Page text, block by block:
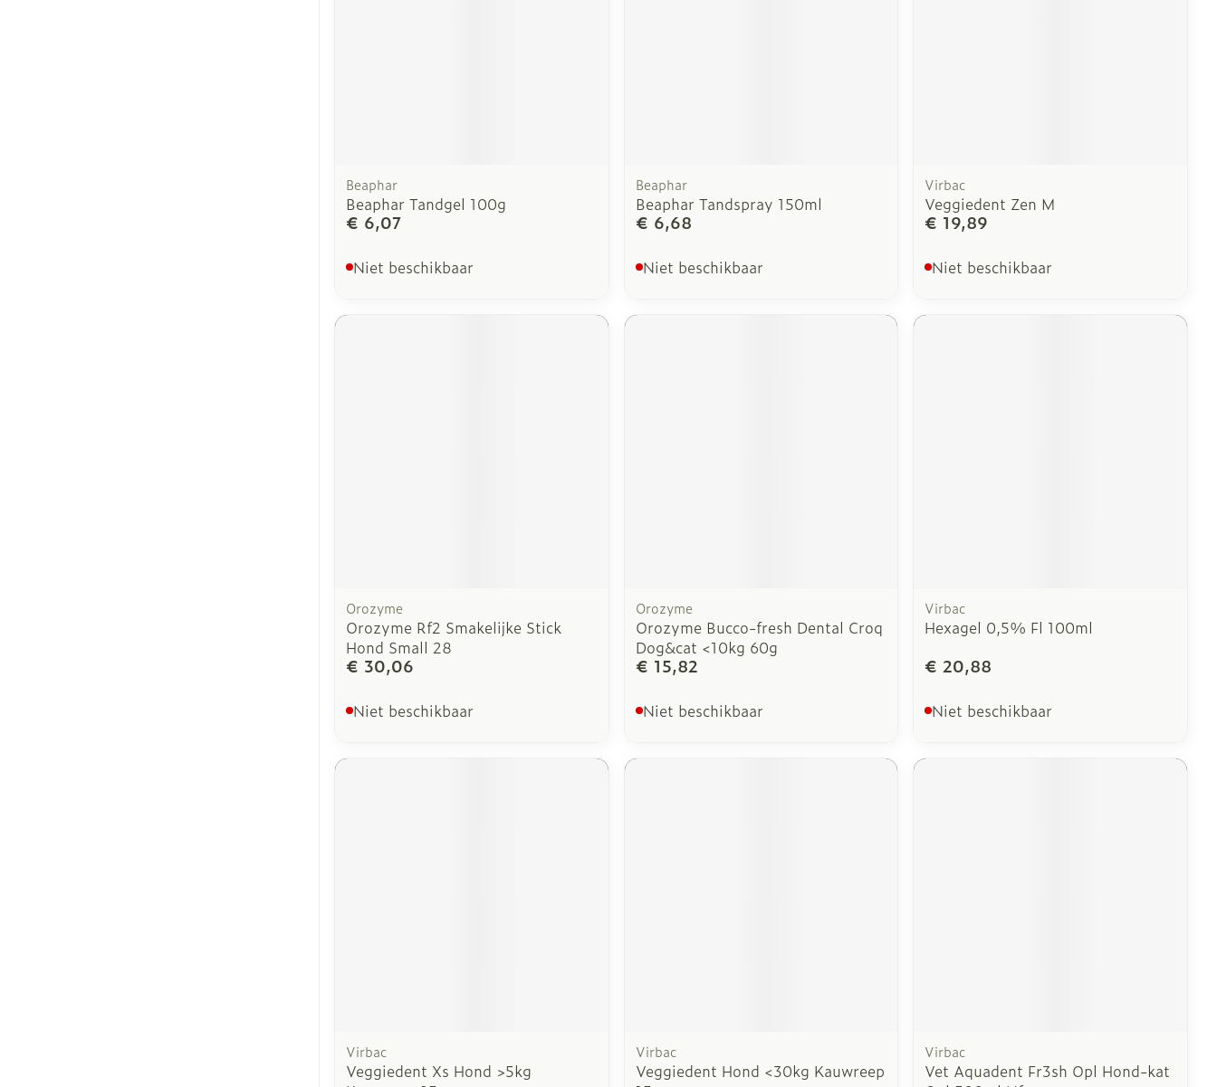
Beaphar
Beaphar Tandgel 100g
€ 6,07
Niet beschikbaar
Beaphar
Beaphar Tandspray 150ml
€ 6,68
Niet beschikbaar
Virbac
Veggiedent Zen M
€ 19,89
Niet beschikbaar
Orozyme
Orozyme Rf2 Smakelijke Stick
Hond Small 28
€ 30,06
Niet beschikbaar
Orozyme
Orozyme Bucco-fresh Dental Croq
Dog&cat <10kg 60g
€ 15,82
Niet beschikbaar
Virbac
Hexagel 0,5% Fl 100ml
€ 20,88
Niet beschikbaar
Virbac
Veggiedent Xs Hond >5kg
Virbac
Veggiedent Hond <30kg Kauwreep
Virbac
Vet Aquadent Fr3sh Opl Hond-kat